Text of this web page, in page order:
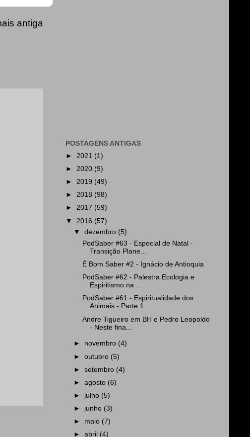
antiga
POSTAGENS ANTIGAS
► 2021 (1)
► 2020 (9)
► 2019 (49)
► 2018 (98)
► 2017 (59)
▼ 2016 (57)
▼dezembro (5)
PodSaber #63 - Especial de Natal -
Transição Plane...
É Bom Saber #2 - Ignácio de Antioquia
PodSaber #62 - Palestra Ecologia e
Espiritismo na ...
PodSaber #61 - Espiritualidade dos
Animais - Parte 1
Andre Tigueiro em BH e Pedro Leopoldo
- Neste fina...
► novembro (4)
►outubro (5)
►setembro (4)
►agosto (6)
► julho (5)
► junho (3)
► maio (7)
►abril (4)